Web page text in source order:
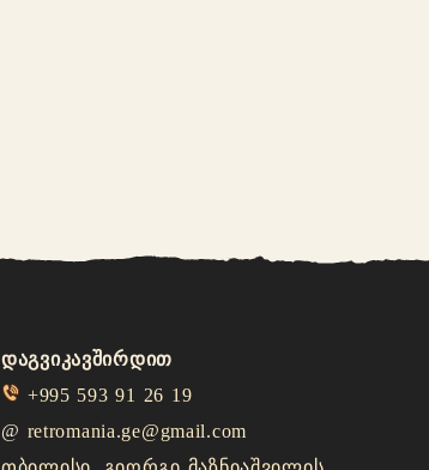
დაგვიკავშირდით
+995 593 91 26 19
@ retromania.ge@gmail.com